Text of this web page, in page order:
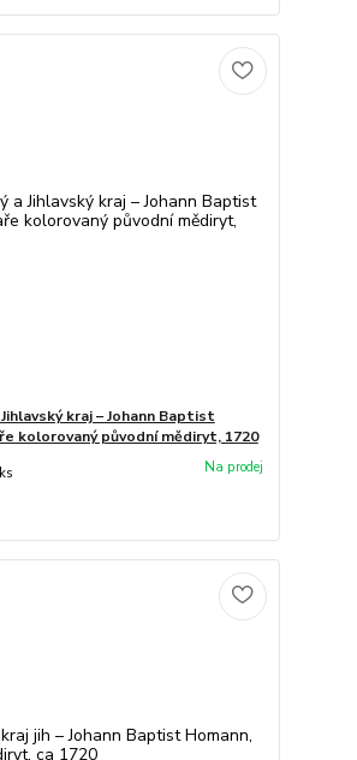
kraj – Johann Baptist
kolorovaný původní mědiryt, 1720